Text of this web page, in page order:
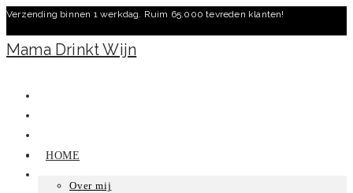
Ga
naar
inhoud
Verzending binnen 1 werkdag. Ruim 65.000 tevreden klanten!
Mama Drinkt Wijn
HOME
Over mij